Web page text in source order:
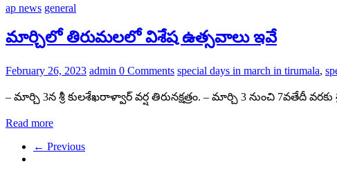
ap news general
మార్చిలో తిరుమలలో విశేష ఉత్సవాలు ఇవే
February 26, 2023 admin 0 Comments special days in march in tirumala,
– మార్చి 3న శ్రీ కులశేఖరాళ్వార్ వర్ష తిరునక్షత్రం. – మార్చి 3 నుంచి 7వతేదీ
Read more
← Previous